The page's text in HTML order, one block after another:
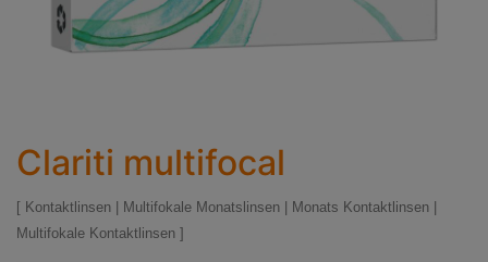
Clariti multifocal
Kontaktlinsen Multifokale Monatslinsen Monats Kontaktlinsen
Multifokale Kontaktlinsen